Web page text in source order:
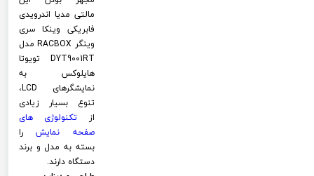
مالتی مدیا اندرویدی
فابریکی وینکا سری
وینگر RACBOX مدل
DYT9001RT تویوتا
هایلوکس به
نمایشگرهای LCD،
تنوع بسیار زیادی
از تکنولوژی های
صفحه نمایشرا
بسته به مدل و برند
دستگاه دارند.